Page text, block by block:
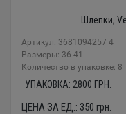
Шлепки,
Артикул: 3681094257 4
Размеры: 36-41
Количество в упаковке: 8
УПАКОВКА: 2800 ГРН.
ЦЕНА ЗА ЕД.: 350 грн.